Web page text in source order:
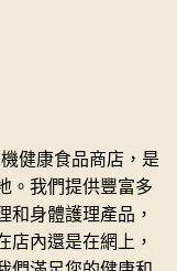
健康食品商店，是
。我們提供豐富多
和身體護理產品，
店內還是在網上，